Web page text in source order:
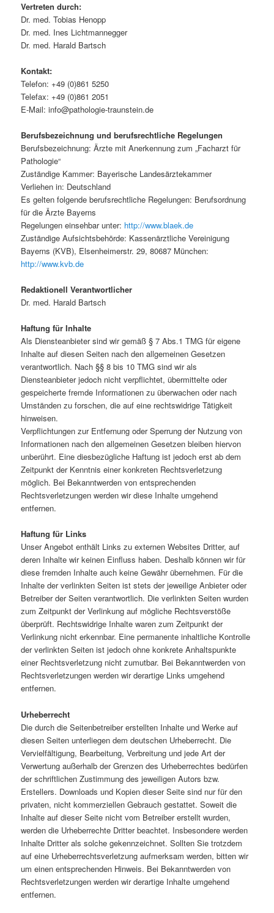
Vertreten durch:
Dr. med. Tobias Henopp
Dr. med. Ines Lichtmannegger
Dr. med. Harald Bartsch
Kontakt:
Telefon: +49 (0)861 5250
Telefax: +49 (0)861 2051
E-Mail: info@pathologie-traunstein.de
Berufsbezeichnung und berufsrechtliche Regelungen
Berufsbezeichnung: Ärzte mit Anerkennung zum „Facharzt für
Pathologie“
Zuständige Kammer: Bayerische Landesärztekammer
Verliehen in: Deutschland
Es gelten folgende berufsrechtliche Regelungen: Berufsordnung
für die Ärzte Bayerns
Regelungen einsehbar unter: http://www.blaek.de
Zuständige Aufsichtsbehörde: Kassenärztliche Vereinigung
Bayerns (KVB), Elsenheimerstr. 29, 80687 München:
http://www.kvb.de
Redaktionell Verantwortlicher
Dr. med. Harald Bartsch
Haftung für Inhalte
Als Diensteanbieter sind wir gemäß § 7 Abs.1 TMG für eigene
Inhalte auf diesen Seiten nach den allgemeinen Gesetzen
verantwortlich. Nach §§ 8 bis 10 TMG sind wir als
Diensteanbieter jedoch nicht verpflichtet, übermittelte oder
gespeicherte fremde Informationen zu überwachen oder nach
Umständen zu forschen, die auf eine rechtswidrige Tätigkeit
hinweisen.
Verpflichtungen zur Entfernung oder Sperrung der Nutzung von
Informationen nach den allgemeinen Gesetzen bleiben hiervon
unberührt. Eine diesbezügliche Haftung ist jedoch erst ab dem
Zeitpunkt der Kenntnis einer konkreten Rechtsverletzung
möglich. Bei Bekanntwerden von entsprechenden
Rechtsverletzungen werden wir diese Inhalte umgehend
entfernen.
Haftung für Links
Unser Angebot enthält Links zu externen Websites Dritter, auf
deren Inhalte wir keinen Einfluss haben. Deshalb können wir für
diese fremden Inhalte auch keine Gewähr übernehmen. Für die
Inhalte der verlinkten Seiten ist stets der jeweilige Anbieter oder
Betreiber der Seiten verantwortlich. Die verlinkten Seiten wurden
zum Zeitpunkt der Verlinkung auf mögliche Rechtsverstöße
überprüft. Rechtswidrige Inhalte waren zum Zeitpunkt der
Verlinkung nicht erkennbar. Eine permanente inhaltliche Kontrolle
der verlinkten Seiten ist jedoch ohne konkrete Anhaltspunkte
einer Rechtsverletzung nicht zumutbar. Bei Bekanntwerden von
Rechtsverletzungen werden wir derartige Links umgehend
entfernen.
Urheberrecht
Die durch die Seitenbetreiber erstellten Inhalte und Werke auf
diesen Seiten unterliegen dem deutschen Urheberrecht. Die
Vervielfältigung, Bearbeitung, Verbreitung und jede Art der
Verwertung außerhalb der Grenzen des Urheberrechtes bedürfen
der schriftlichen Zustimmung des jeweiligen Autors bzw.
Erstellers. Downloads und Kopien dieser Seite sind nur für den
privaten, nicht kommerziellen Gebrauch gestattet. Soweit die
Inhalte auf dieser Seite nicht vom Betreiber erstellt wurden,
werden die Urheberrechte Dritter beachtet. Insbesondere werden
Inhalte Dritter als solche gekennzeichnet. Sollten Sie trotzdem
auf eine Urheberrechtsverletzung aufmerksam werden, bitten wir
um einen entsprechenden Hinweis. Bei Bekanntwerden von
Rechtsverletzungen werden wir derartige Inhalte umgehend
entfernen.